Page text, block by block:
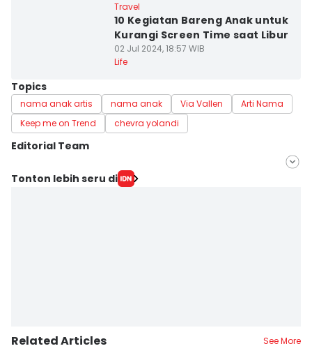
Travel
10 Kegiatan Bareng Anak untuk
Kurangi Screen Time saat Libur
02 Jul 2024, 18:57 WIB
Life
Topics
nama anak artis nama anak Via Vallen
Arti Nama
Keep me on Trend
chevra yolandi
Editorial Team
Editor
Tonton lebih seru di
Related Articles See More